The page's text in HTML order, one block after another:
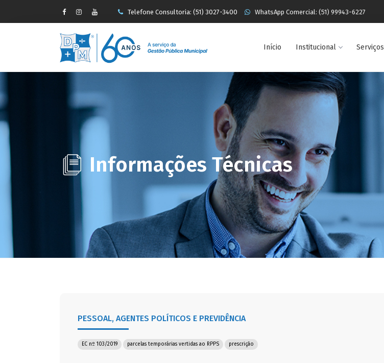
Telefone Consultoria: (51) 3027-3400 WhatsApp Comercial: (51) 99943-6227
Início Institucional Serviços
Informações Técnicas
PESSOAL, AGENTES POLÍTICOS E PREVIDÊNCIA
EC nº 103/2019 parcelas temporárias vertidas ao RPPS prescrição